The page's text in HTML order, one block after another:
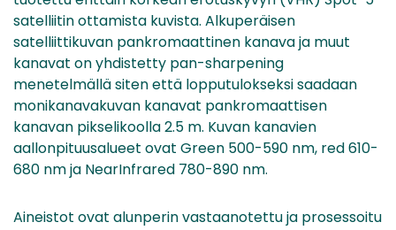
satelliitin ottamista kuvista. Alkuperäisen
satelliittikuvan pankromaattinen kanava ja muut
kanavat on yhdistetty pan-sharpening
menetelmällä siten että lopputulokseksi saadaan
monikanavakuvan kanavat pankromaattisen
kanavan pikselikoolla 2.5 m. Kuvan kanavien
aallonpituusalueet ovat Green 500-590 nm, red 610-
680 nm ja NearInfrared 780-890 nm.
Aineistot ovat alunperin vastaanotettu ja prosessoitu